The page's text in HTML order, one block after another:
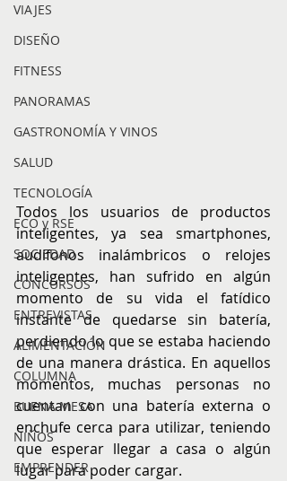
VIAJES
DISEÑO
FITNESS
PANORAMAS
GASTRONOMÍA Y VINOS
SALUD
TECNOLOGÍA
ECO y RSE
SOCIEDAD
CONCURSOS
ENTREVISTAS
ALIMENTACIÓN
COLUMNA
BUENA MESA
NIÑOS
EMPRENDER
Todos los usuarios de productos
inteligentes, ya sea smartphones,
audífonos inalámbricos o relojes
inteligentes, han sufrido en algún
momento de su vida el fatídico
instante de quedarse sin batería,
perdiendo lo que se estaba haciendo
de una manera drástica. En aquellos
momentos, muchas personas no
cuentan con una batería externa o
enchufe cerca para utilizar, teniendo
que esperar llegar a casa o algún
lugar para poder cargar.